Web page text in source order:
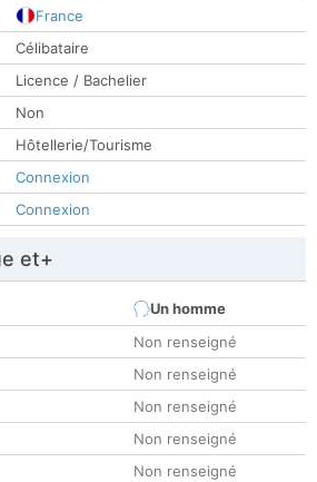
France
Célibataire
Licence / Bachelier
Non
Hôtellerie/Tourisme
Connexion
Connexion
et+
Un homme
Non renseigné
Non renseigné
Non renseigné
Non renseigné
Non renseigné